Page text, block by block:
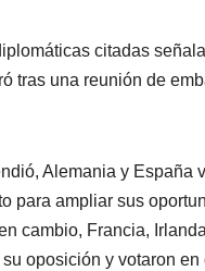
citadas
tras una reunión de
Alemania y España
para ampliar sus
cambio, Francia,
oposición y votaron en